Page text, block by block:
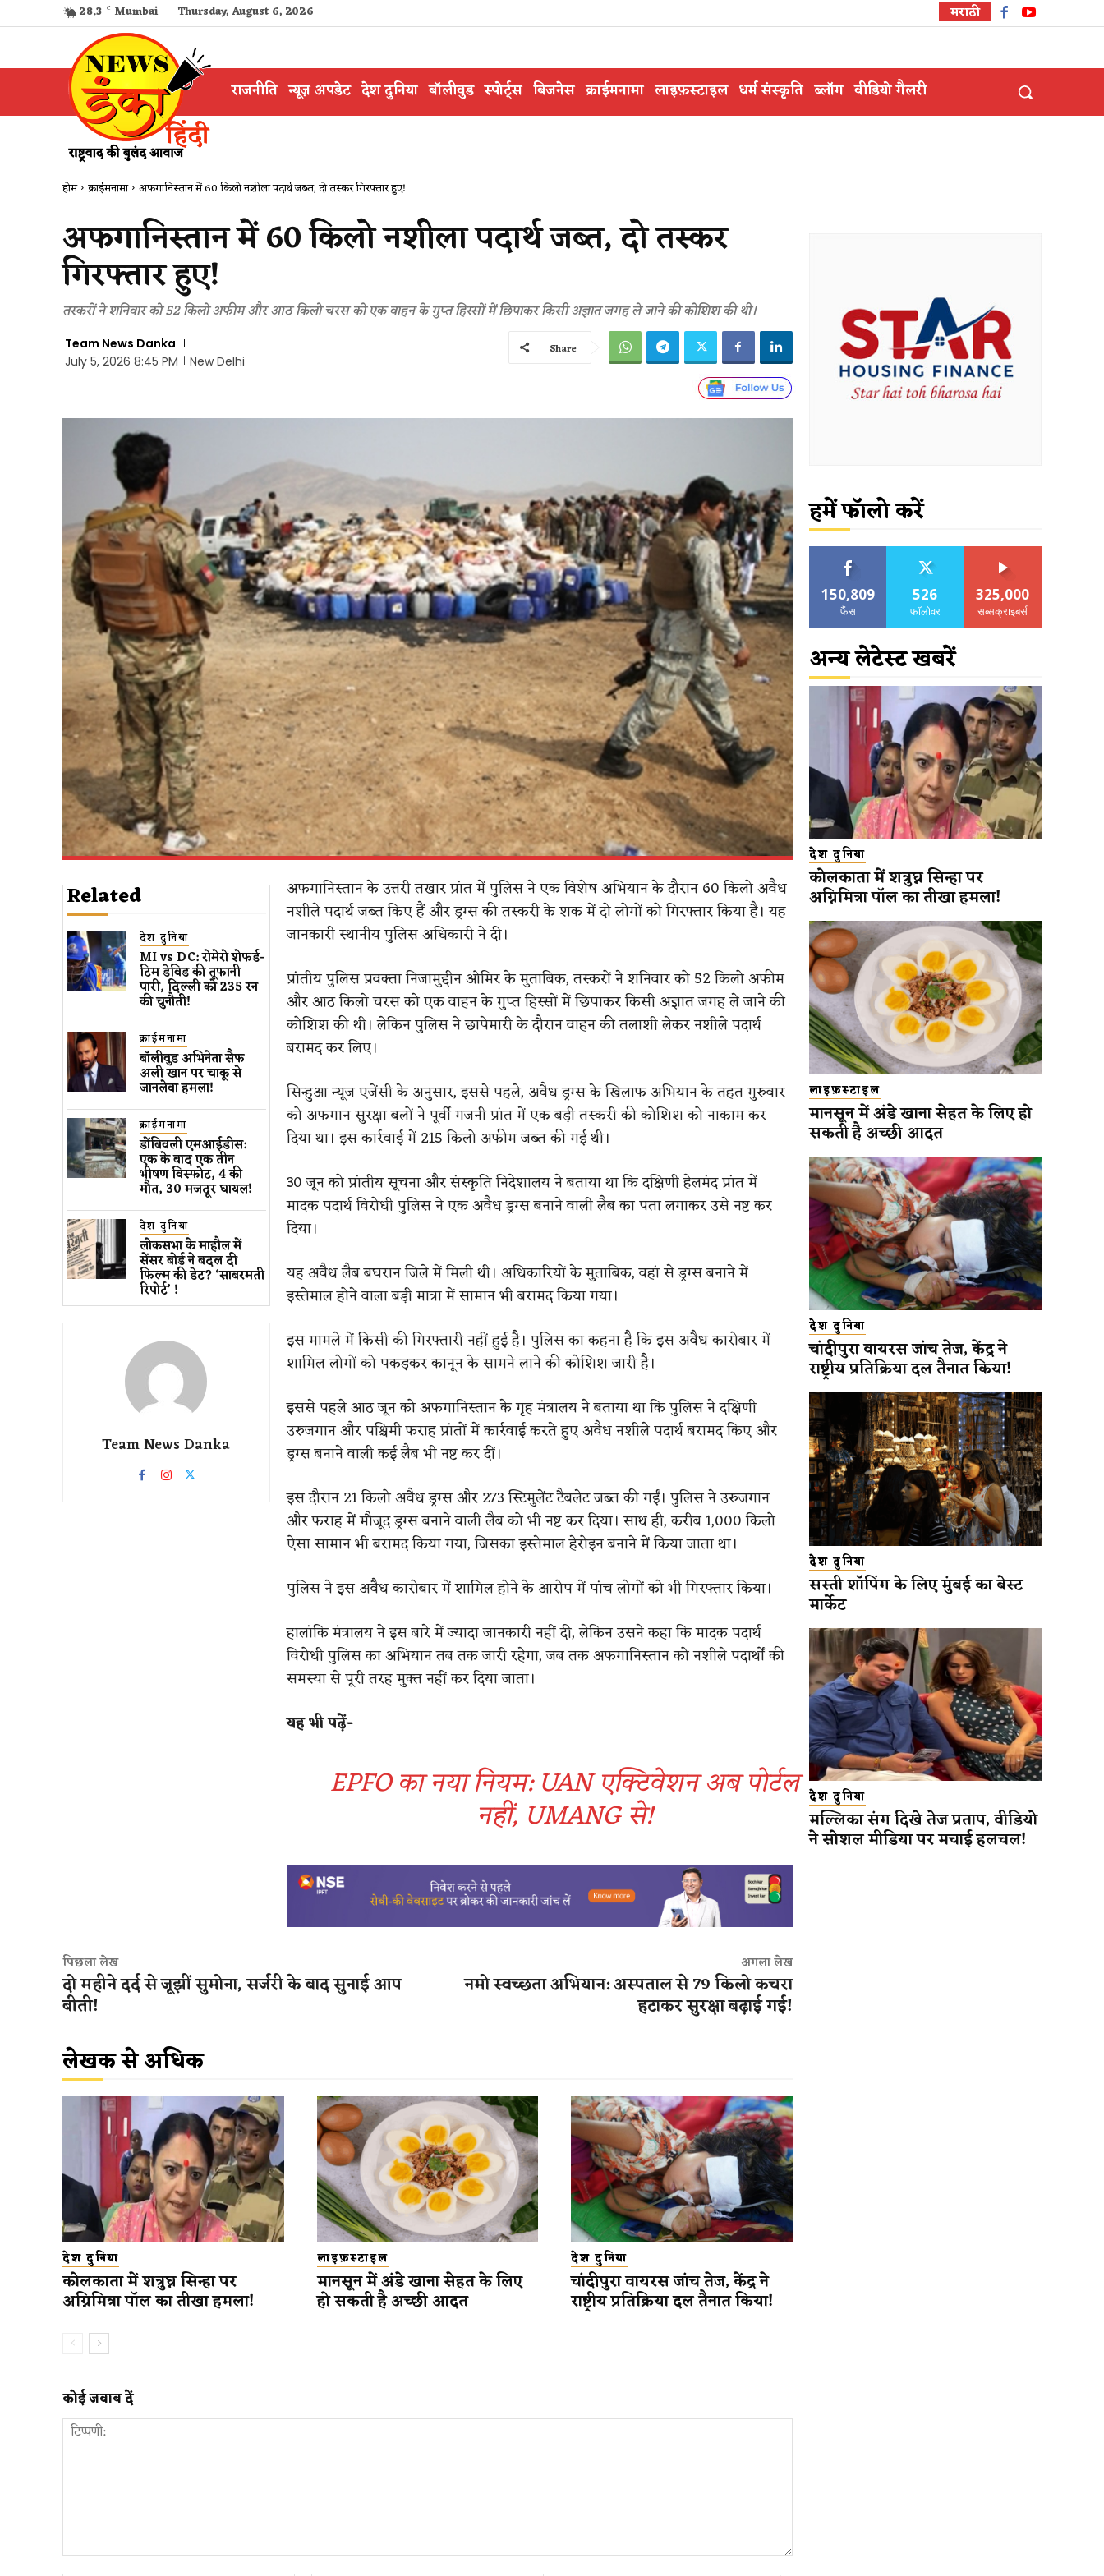
28.3 C Mumbai Thursday, August 6, 2026 मराठी
राजनीति न्यूज़ अपडेट देश दुनिया बॉलीवुड स्पोर्ट्स बिजनेस क्राईमनामा लाइफ़स्टाइल धर्म संस्कृति ब्लॉग वीडियो गैलरी
होम क्राईमनामा अफगानिस्तान में 60 किलो नशीला पदार्थ जब्त, दो तस्कर गिरफ्तार हुए!
अफगानिस्तान में 60 किलो नशीला पदार्थ जब्त, दो तस्कर
गिरफ्तार हुए!
तस्करों ने शनिवार को 52 किलो अफीम और आठ किलो चरस को एक वाहन के गुप्त हिस्सों में छिपाकर किसी अज्ञात जगह ले जाने की कोशिश की थी।
Team News Danka
July 5, 2026 8:45 PM
New Delhi
Share
Related
देश दुनिया
MI vs DC: रोमेरो शेफर्ड-
टिम डेविड की तूफानी
पारी, दिल्ली को 235 रन
की चुनौती!
क्राईमनामा
बॉलीवुड​ अभिनेता सैफ
अली खान पर चाकू से ​
जानलेवा हमला​!
क्राईमनामा
डोंबिवली एमआईडीस:
एक के बाद एक तीन
भीषण विस्फोट, 4 की
मौत, 30 मजदूर घायल!
देश दुनिया
लोकसभा के माहौल में
सेंसर बोर्ड ने बदल दी
फिल्म की डेट? ‘साबरमती
रिपोर्ट’ !
Team News Danka
अफगानिस्तान के उत्तरी तखार प्रांत में पुलिस ने एक विशेष अभियान के दौरान 60 किलो अवैध
नशीले पदार्थ जब्त किए हैं और ड्रग्स की तस्करी के शक में दो लोगों को गिरफ्तार किया है। यह
जानकारी स्थानीय पुलिस अधिकारी ने दी।
प्रांतीय पुलिस प्रवक्ता निजामुद्दीन ओमिर के मुताबिक, तस्करों ने शनिवार को 52 किलो अफीम
और आठ किलो चरस को एक वाहन के गुप्त हिस्सों में छिपाकर किसी अज्ञात जगह ले जाने की
कोशिश की थी। लेकिन पुलिस ने छापेमारी के दौरान वाहन की तलाशी लेकर नशीले पदार्थ
बरामद कर लिए।
स‍िन्‍हुआ न्‍यूज एजेंसी के अनुसार, इससे पहले, अवैध ड्रग्स के खिलाफ अभियान के तहत गुरुवार
को अफगान सुरक्षा बलों ने पूर्वी गजनी प्रांत में एक बड़ी तस्करी की कोशिश को नाकाम कर
दिया था। इस कार्रवाई में 215 किलो अफीम जब्त की गई थी।
30 जून को प्रांतीय सूचना और संस्कृति निदेशालय ने बताया था कि दक्षिणी हेलमंद प्रांत में
मादक पदार्थ विरोधी पुलिस ने एक अवैध ड्रग्स बनाने वाली लैब का पता लगाकर उसे नष्ट कर
दिया।
यह अवैध लैब बघरान जिले में मिली थी। अधिकारियों के मुताबिक, वहां से ड्रग्स बनाने में
इस्तेमाल होने वाला बड़ी मात्रा में सामान भी बरामद किया गया।
इस मामले में किसी की गिरफ्तारी नहीं हुई है। पुलिस का कहना है कि इस अवैध कारोबार में
शामिल लोगों को पकड़कर कानून के सामने लाने की कोशिश जारी है।
इससे पहले आठ जून को अफगानिस्तान के गृह मंत्रालय ने बताया था कि पुलिस ने दक्षिणी
उरुजगान और पश्चिमी फराह प्रांतों में कार्रवाई करते हुए अवैध नशीले पदार्थ बरामद किए और
ड्रग्स बनाने वाली कई लैब भी नष्ट कर दीं।
इस दौरान 21 किलो अवैध ड्रग्स और 273 स्टिमुलेंट टैबलेट जब्त की गईं। पुलिस ने उरुजगान
और फराह में मौजूद ड्रग्स बनाने वाली लैब को भी नष्ट कर दिया। साथ ही, करीब 1,000 किलो
ऐसा सामान भी बरामद किया गया, जिसका इस्तेमाल हेरोइन बनाने में किया जाता था।
पुलिस ने इस अवैध कारोबार में शामिल होने के आरोप में पांच लोगों को भी गिरफ्तार किया।
हालांकि मंत्रालय ने इस बारे में ज्यादा जानकारी नहीं दी, लेकिन उसने कहा कि मादक पदार्थ
विरोधी पुलिस का अभियान तब तक जारी रहेगा, जब तक अफगानिस्तान को नशीले पदार्थों की
समस्या से पूरी तरह मुक्त नहीं कर दिया जाता।
यह भी पढ़ें-
EPFO का नया नियम: UAN एक्टिवेशन अब पोर्टल
नहीं, UMANG से!
पिछला लेख
दो महीने दर्द से जूझीं सुमोना, सर्जरी के बाद सुनाई आप
बीती!
अगला लेख
नमो स्वच्छता अभियान: अस्पताल से 79 किलो कचरा
हटाकर सुरक्षा बढ़ाई गई!
लेखक से अधिक
देश दुनिया
कोलकाता में शत्रुघ्न सिन्हा पर
अग्निमित्रा पॉल का तीखा हमला!
लाइफ़स्टाइल
मानसून में अंडे खाना सेहत के लिए
हो सकती है अच्छी आदत
देश दुनिया
चांदीपुरा वायरस जांच तेज, केंद्र ने
राष्ट्रीय प्रतिक्रिया दल तैनात किया!
कोई जवाब दें
हमें फॉलो करें
150,809
फैंस
526
फॉलोवर
325,000
सब्सक्राइबर्स
अन्य लेटेस्ट खबरें
देश दुनिया
कोलकाता में शत्रुघ्न सिन्हा पर
अग्निमित्रा पॉल का तीखा हमला!
लाइफ़स्टाइल
मानसून में अंडे खाना सेहत के लिए हो
सकती है अच्छी आदत
देश दुनिया
चांदीपुरा वायरस जांच तेज, केंद्र ने
राष्ट्रीय प्रतिक्रिया दल तैनात किया!
देश दुनिया
सस्ती शॉपिंग के लिए मुंबई का बेस्ट
मार्केट
देश दुनिया
मल्लिका संग दिखे तेज प्रताप, वीडियो
ने सोशल मीडिया पर मचाई हलचल!